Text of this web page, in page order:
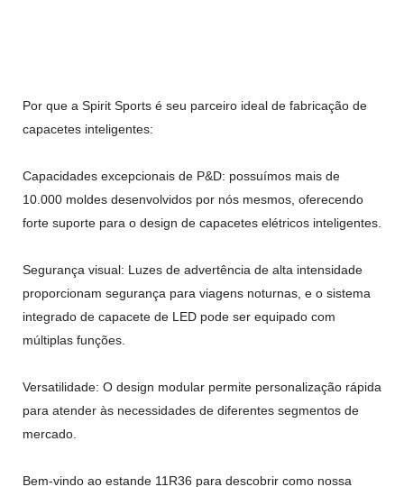
Por que a Spirit Sports é seu parceiro ideal de fabricação de
capacetes inteligentes:
Capacidades excepcionais de P&D: possuímos mais de
10.000 moldes desenvolvidos por nós mesmos, oferecendo
forte suporte para o design de capacetes elétricos inteligentes.
Segurança visual: Luzes de advertência de alta intensidade
proporcionam segurança para viagens noturnas, e o sistema
integrado de capacete de LED pode ser equipado com
múltiplas funções.
Versatilidade: O design modular permite personalização rápida
para atender às necessidades de diferentes segmentos de
mercado.
Bem-vindo ao estande 11R36 para descobrir como nossa